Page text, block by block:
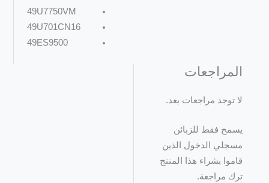
49U7750VM
49U701CN16
49ES9500
المراجعات
لا توجد مراجعات بعد.
يسمح فقط للزبائن
مسجلي الدخول الذين
قاموا بشراء هذا المنتج
ترك مراجعة.